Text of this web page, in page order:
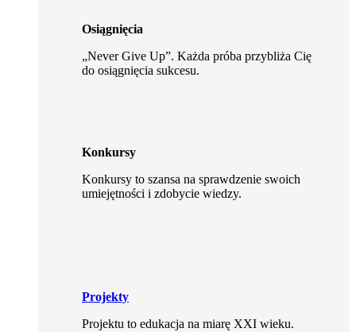
Osiągnięcia
„Never Give Up”. Każda próba przybliża Cię
do osiągnięcia sukcesu.
Konkursy
Konkursy to szansa na sprawdzenie swoich
umiejętności i zdobycie wiedzy.
Projekty
Projektu to edukacja na miarę XXI wieku.